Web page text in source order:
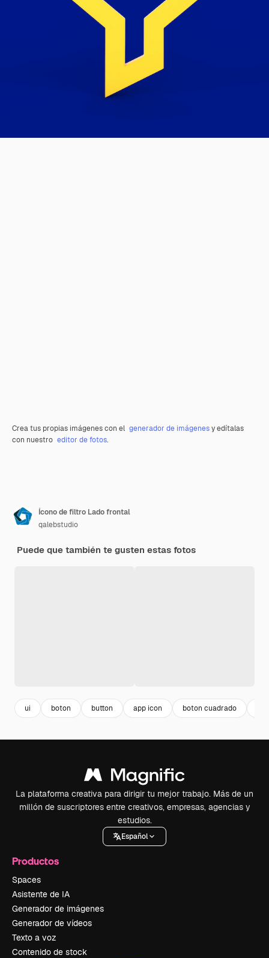
Crea tus propias imágenes con el generador de imágenesy edítalas
con nuestro editor de fotos.
Ícono de filtro Lado frontal
qalebstudio
Puede que también te gusten estas fotos
ui boton button app icon boton cuadrado
La plataforma creativa para dirigir tu mejor trabajo. Más de un
millón de suscriptores entre creativos, empresas, agencias y
estudios.
Español
Productos
Spaces
Asistente de IA
Generador de imágenes
Generador de vídeos
Texto a voz
Contenido de stock